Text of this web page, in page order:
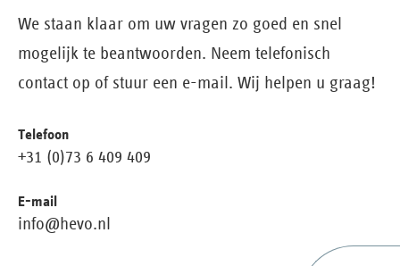
We staan klaar om uw vragen zo goed en snel
mogelijk te beantwoorden. Neem telefonisch
contact op of stuur een e-mail. Wij helpen u graag!
Telefoon
+31 (0)73 6 409 409
E-mail
info@hevo.nl